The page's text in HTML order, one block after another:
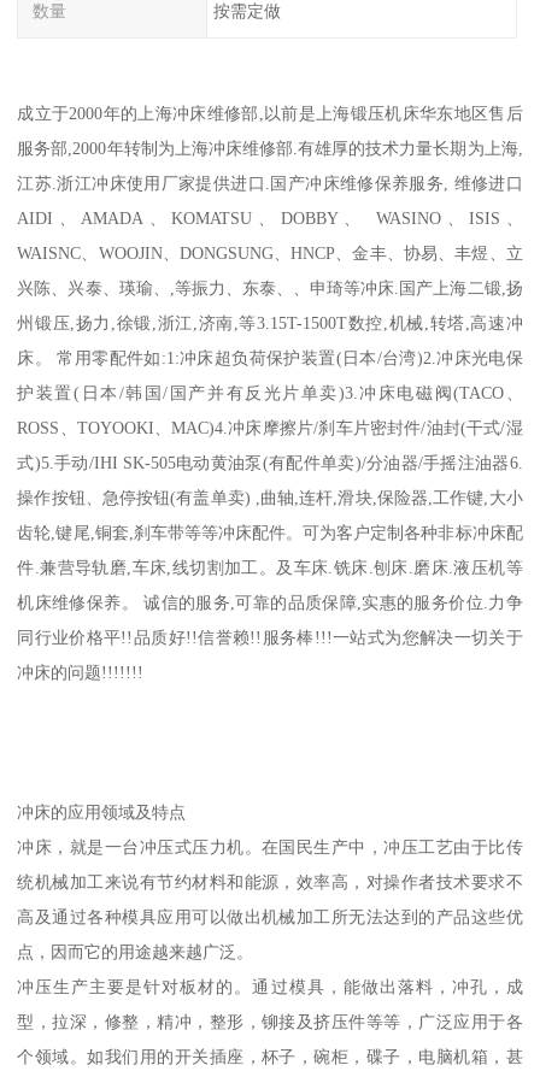
数量 按需定做
成立于2000年的上海冲床维修部,以前是上海锻压机床华东地区售后
服务部,2000年转制为上海冲床维修部.有雄厚的技术力量长期为上海,
江苏.浙江冲床使用厂家提供进口.国产冲床维修保养服务, 维修进口
AIDI、AMADA、KOMATSU、DOBBY、 WASINO、ISIS、
WAISNC、WOOJIN、DONGSUNG、HNCP、金丰、协易、丰煜、立
兴陈、兴泰、瑛瑜、,等振力、东泰、、申琦等冲床.国产上海二锻,扬
州锻压,扬力,徐锻,浙江,济南,等3.15T-1500T数控,机械,转塔,高速冲
床。 常用零配件如:1:冲床超负荷保护装置(日本/台湾)2.冲床光电保
护装置(日本/韩国/国产并有反光片单卖)3.冲床电磁阀(TACO、
ROSS、TOYOOKI、MAC)4.冲床摩擦片/刹车片密封件/油封(干式/湿
式)5.手动/IHI SK-505电动黄油泵(有配件单卖)/分油器/手摇注油器6.
操作按钮、急停按钮(有盖单卖) ,曲轴,连杆,滑块,保险器,工作键,大小
齿轮,键尾,铜套,刹车带等等冲床配件。可为客户定制各种非标冲床配
件.兼营导轨磨,车床,线切割加工。及车床.铣床.刨床.磨床.液压机等
机床维修保养。 诚信的服务,可靠的品质保障,实惠的服务价位.力争
同行业价格平!!品质好!!信誉赖!!服务棒!!!一站式为您解决一切关于
冲床的问题!!!!!!!
冲床的应用领域及特点
冲床，就是一台冲压式压力机。在国民生产中，冲压工艺由于比传
统机械加工来说有节约材料和能源，效率高，对操作者技术要求不
高及通过各种模具应用可以做出机械加工所无法达到的产品这些优
点，因而它的用途越来越广泛。
冲压生产主要是针对板材的。通过模具，能做出落料，冲孔，成
型，拉深，修整，精冲，整形，铆接及挤压件等等，广泛应用于各
个领域。如我们用的开关插座，杯子，碗柜，碟子，电脑机箱，甚